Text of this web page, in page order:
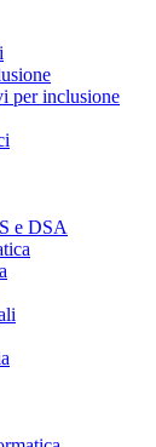
per inclusione
e DSA